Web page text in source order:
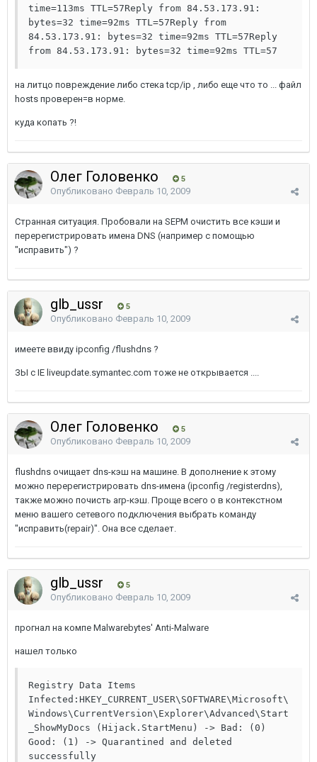
time=113ms TTL=57Reply from 84.53.173.91:
bytes=32 time=92ms TTL=57Reply from
84.53.173.91: bytes=32 time=92ms TTL=57Reply
from 84.53.173.91: bytes=32 time=92ms TTL=57
на литцо повреждение либо стека tcp/ip , либо еще что то ... файл
hosts проверен=в норме.
куда копать ?!
Олег Головенко 5
Опубликовано Февраль 10, 2009
Странная ситуация. Пробовали на SEPM очистить все кэши и
перерегистрировать имена DNS (например с помощью
"исправить") ?
glb_ussr 5
Опубликовано Февраль 10, 2009
имеете ввиду ipconfig /flushdns ?
ЗЫ с IE liveupdate.symantec.com тоже не открывается ....
Олег Головенко 5
Опубликовано Февраль 10, 2009
flushdns очищает dns-кэш на машине. В дополнение к этому
можно перерегистрировать dns-имена (ipconfig /registerdns),
также можно почисть arp-кэш. Проще всего о в контекстном
меню вашего сетевого подключения выбрать команду
"исправить(repair)". Она все сделает.
glb_ussr 5
Опубликовано Февраль 10, 2009
прогнал на компе Malwarebytes' Anti-Malware
нашел только
Registry Data Items
Infected:HKEY_CURRENT_USER\SOFTWARE\Microsoft\
Windows\CurrentVersion\Explorer\Advanced\Start
_ShowMyDocs (Hijack.StartMenu) -> Bad: (0)
Good: (1) -> Quarantined and deleted
successfully